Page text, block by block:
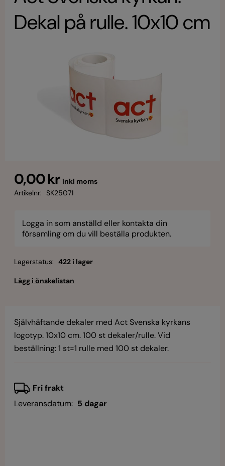
Dekal på rulle. 10x10 cm
0,00 kr inkl moms
Artikelnr: SK25071
Logga in som anställd eller kontakta din
församling om du vill beställa produkten.
Lagerstatus: 422 i lager
Självhäftande dekaler med Act Svenska kyrkans
logotyp. 10x10 cm. 100 st dekaler/rulle. Vid
beställning: 1 st=1 rulle med 100 st dekaler.
Fri frakt
Leveransdatum: 5 dagar